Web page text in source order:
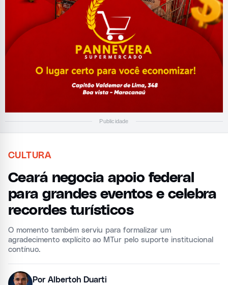
Publicidade
CULTURA
Ceará negocia apoio federal
para grandes eventos e celebra
recordes turísticos
O momento também serviu para formalizar um
agradecimento explícito ao MTur pelo suporte institucional
contínuo.
Por Albertoh Duarti